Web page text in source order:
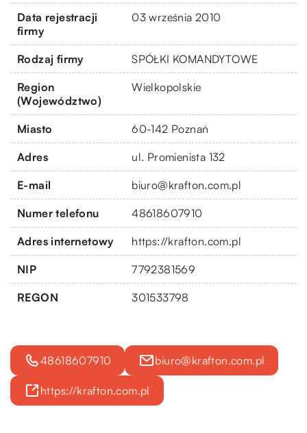
Data rejestracji
firmy
03 września 2010
Rodzaj firmy SPÓŁKI KOMANDYTOWE
Region
(Województwo)
Wielkopolskie
Miasto 60-142 Poznań
Adres ul. Promienista 132
E-mail biuro@krafton.com.pl
Numer telefonu 48618607910
Adres internetowy https://krafton.com.pl
NIP 7792381569
REGON 301533798
48618607910 biuro@krafton.com.pl
https://krafton.com.pl